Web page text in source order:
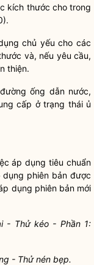
kích thước cho trong
chủ yếu cho các
và, nếu yêu cầu,
thiện.
ống dẫn nước,
cấp ở trạng thái ủ
áp dụng tiêu chuẩn
phiên bản được
dụng phiên bản mới
- Thử kéo - Phần 1:
- Thử nén bẹp.